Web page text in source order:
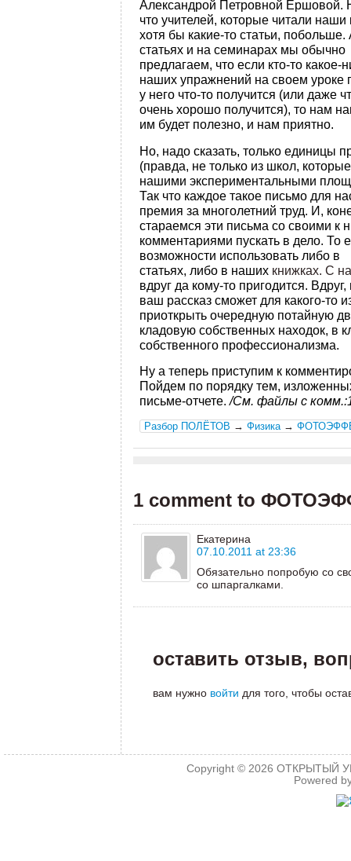
Александрой Петровной Ершовой.
что учителей, которые читали наши
хотя бы какие-то статьи, побольше.
статьях и на семинарах мы обычно
предлагаем, что если кто-то какое-
наших упражнений на своем уроке
у него что-то получится (или даже
очень хорошо получится), то нам
им будет полезно, и нам приятно.
Но, надо сказать, только единицы
(правда, не только из школ,
нашими экспериментальными
Так что каждое такое письмо для
премия за многолетний труд. И,
стараемся эти письма со своими к
комментариями пускать в дело. То
возможности использовать либо в
статьях, либо в наших книжках. С
вдруг да кому-то пригодится.
ваш рассказ сможет для какого-то
приоткрыть очередную потайную
кладовую собственных находок, в
собственного профессионализма.
Ну а теперь приступим к
Пойдем по порядку тем,
письме-отчете. /См. файлы с
Разбор ПОЛЁТОВ → Физика →
1 comment to
Екатерина
07.10.2011 at 23:36
Обязательно попробую со
со шпаргалками.
оставить отзыв,
вам нужно войти для того, чтобы
Copyright © 2026ОТКРЫТЫЙ
Powered